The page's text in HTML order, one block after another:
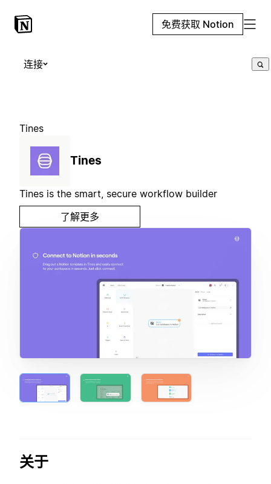
免费获取 Notion
连接
Tines
Tines
Tines is the smart, secure workflow builder
了解更多
关于